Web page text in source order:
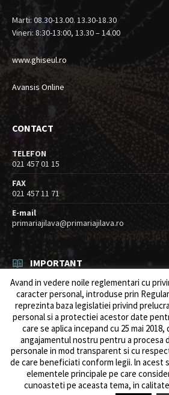
Marti: 08.30-13.00. 13.30-18.30
Vineri: 8:30-13:00, 13.30 – 14.00
www.ghiseul.ro
Avansis Online
CONTACT
TELEFON
021 457 01 15
FAX
021 457 11 71
E-mail
primariajilava@primariajilava.ro
IMPORTANT
Rezultat concurs expert – proba scrisa
06/08/2026 inResurse umane / Achizitii
Anunt concurs
05/08/2026 Resurse umane / Achizitii
© 2026 Primăria Comunei Jilava.
Avand in vedere noile reglementari cu
caracter personal, introduse prin
reprezinta baza legislatiei privind
personal si a protectiei acestor date
care se aplica incepand cu 25 mai
angajamentul nostru pentru a procesa
personale in mod transparent si cu
de care beneficiati conform legii. ln acest
elementele principale pe care
cunoasteti pe aceasta tema, in